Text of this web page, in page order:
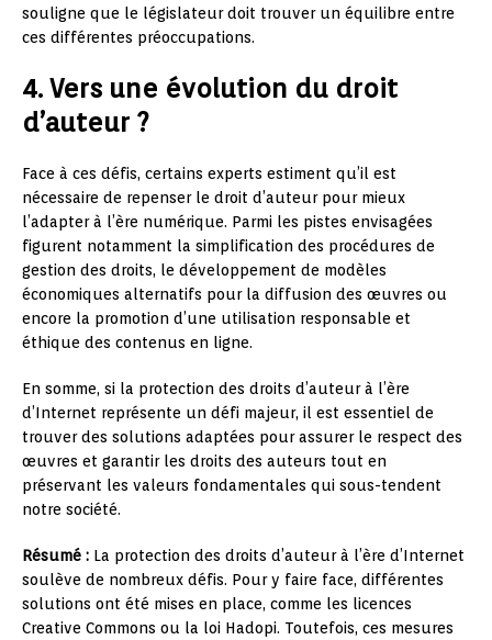
souligne que le législateur doit trouver un équilibre entre
ces différentes préoccupations.
4. Vers une évolution du droit
d’auteur ?
Face à ces défis, certains experts estiment qu’il est
nécessaire de repenser le droit d’auteur pour mieux
l’adapter à l’ère numérique. Parmi les pistes envisagées
figurent notamment la simplification des procédures de
gestion des droits, le développement de modèles
économiques alternatifs pour la diffusion des œuvres ou
encore la promotion d’une utilisation responsable et
éthique des contenus en ligne.
En somme, si la protection des droits d’auteur à l’ère
d’Internet représente un défi majeur, il est essentiel de
trouver des solutions adaptées pour assurer le respect des
œuvres et garantir les droits des auteurs tout en
préservant les valeurs fondamentales qui sous-tendent
notre société.
Résumé : La protection des droits d’auteur à l’ère d’Internet
soulève de nombreux défis. Pour y faire face, différentes
solutions ont été mises en place, comme les licences
Creative Commons ou la loi Hadopi. Toutefois, ces mesures